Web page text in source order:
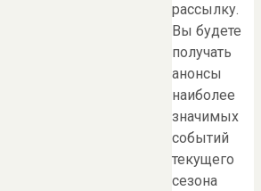
рассылку.
Вы будете
получать
анонсы
наиболее
значимых
событий
текущего
сезона